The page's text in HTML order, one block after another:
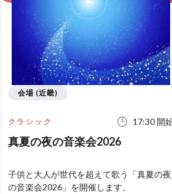
クラシック 17:30 開
真夏の夜の音楽会2026
子供と大人が世代を超えて歌う「真夏の夜
の音楽会2026」を開催します。
会場 (近畿)